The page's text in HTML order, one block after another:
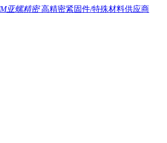
亚螺精密高精密紧固件/特殊材料供应商